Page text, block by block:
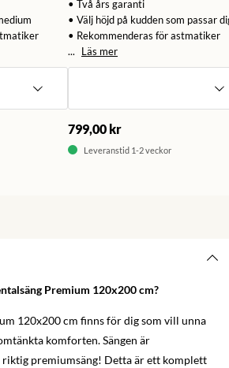
• Två års garanti
• Välj höjd på kudden som passar
• Rekommenderas för astmatiker
...
Läs mer
799,00 kr
Leveranstid 1-2 veckor
Premium 120x200 cm?
120x200 cm finns för dig som vill unna
komforten. Sängen är
riktig premiumsäng! Detta är ett komplett